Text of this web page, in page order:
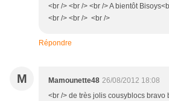
<br /> <br /> <br /> A bientôt
<br /> <br /> <br />
Répondre
M Mamounette48 26/08/2012 18:08
<br /> de très jolis cousyblocs bravo